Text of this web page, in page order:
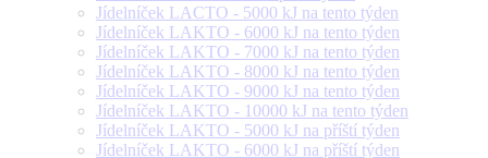
Jídelníček LACTO - 5000 kJ na tento týden
Jídelníček LAKTO - 6000 kJ na tento týden
Jídelníček LAKTO - 7000 kJ na tento týden
Jídelníček LAKTO - 8000 kJ na tento týden
Jídelníček LAKTO - 9000 kJ na tento týden
Jídelníček LAKTO - 10000 kJ na tento týden
Jídelníček LAKTO - 5000 kJ na příští týden
Jídelníček LAKTO - 6000 kJ na příští týden